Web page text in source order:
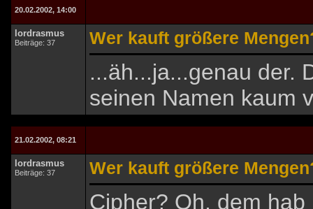
20.02.2002, 14:00
lordrasmus
Beiträge: 37 Wer kauft größere
...äh...ja...genau der.
seinen Namen kaum
21.02.2002, 08:21
lordrasmus
Beiträge: 37 Wer kauft größere
Cipher? Oh, dem